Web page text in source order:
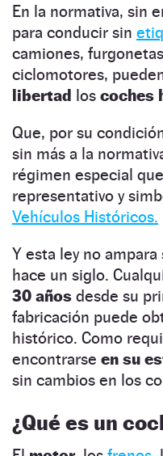
En la normativa, sin
para conducir sin
camiones,
ciclomotores,
libertad los coches
Que, por su
sin más a la
régimen especial
representativo y
Vehículos Históricos.
Y esta ley no
hace un siglo.
30 años desde su
fabricación puede
histórico. Como
encontrarse en su
sin cambios en los
¿Qué es un